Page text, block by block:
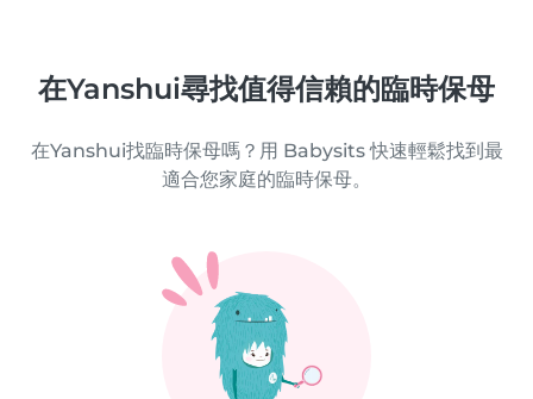
在Yanshui尋找值得信賴的臨時保母
在Yanshui找臨時保母嗎？用 Babysits 快速輕鬆找到最
適合您家庭的臨時保母。